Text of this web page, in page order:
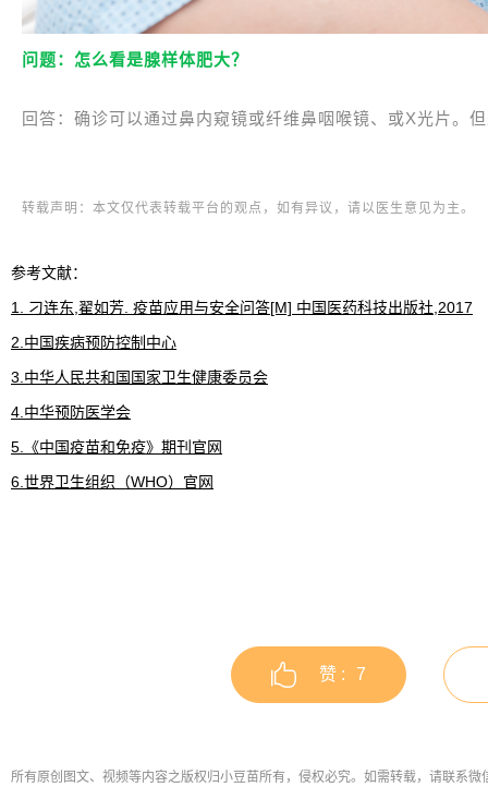
问题：怎么看是腺样体肥大？
回答：确诊可以通过鼻内窥镜或纤维鼻咽喉镜、或X光片。
转载声明：本文仅代表转载平台的观点，如有异议，请以医生意见为主。
参考文献：
1. 刁连东,翟如芳. 疫苗应用与安全问答[M] 中国医药科技出版社,2017
2.中国疾病预防控制中心
3.中华人民共和国国家卫生健康委员会
4.中华预防医学会
5.《中国疫苗和免疫》期刊官网
6.世界卫生组织（WHO）官网
赞 : 7
所有原创图文、视频等内容之版权归小豆苗所有，侵权必究。如需转载，请联系